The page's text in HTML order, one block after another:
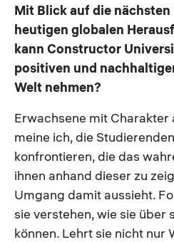
Mit Blick auf die
heutigen globalen
kann Constructor
positiven und
Welt nehmen?
Erwachsene mit Charakter
meine ich, die
konfrontieren, die das
ihnen anhand dieser zu
Umgang damit aussieht.
sie verstehen, wie sie über
können. Lehrt sie nicht nur